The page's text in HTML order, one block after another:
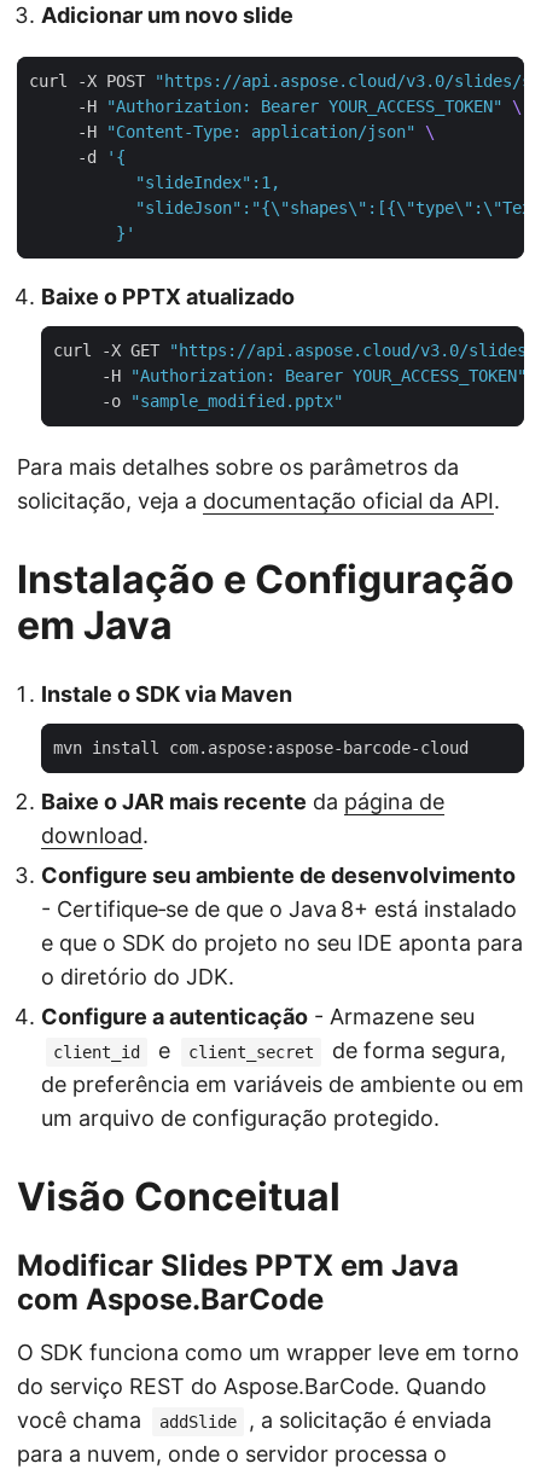
Adicionar um novo slide
curl -X POST
"https://api.aspose.cloud/v3.0/slides/
     -H
"Authorization: Bearer YOUR_ACCESS_TOKEN"
     -H
"Content-Type: application/json"
     -d
         }'
Baixe o PPTX atualizado
curl -X GET
"https://api.aspose.cloud/v3.0/slides/
     -H
"Authorization: Bearer YOUR_ACCESS_TOKEN"
     -o
"sample_modified.pptx"
Para mais detalhes sobre os parâmetros da
solicitação, veja a documentação oficial da API.
Instalação e Configuração
em Java
Instale o SDK via Maven
Baixe o JAR mais recente da página de
download.
Configure seu ambiente de desenvolvimento
- Certifique‑se de que o Java 8+ está instalado
e que o SDK do projeto no seu IDE aponta para
o diretório do JDK.
Configure a autenticação - Armazene seu
client_id e client_secret
de forma segura,
de preferência em variáveis de ambiente ou em
um arquivo de configuração protegido.
Visão Conceitual
Modificar Slides PPTX em Java
com Aspose.BarCode
O SDK funciona como um wrapper leve em torno
do serviço REST do Aspose.BarCode. Quando
você chama
addSlide
, a solicitação é enviada
para a nuvem, onde o servidor processa o